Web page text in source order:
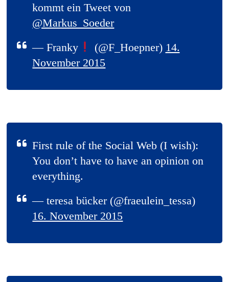
kommt ein Tweet von
@Markus_Soeder
— Franky
(@F_Hoepner) 14.
November 2015
First rule of the Social Web (I wish):
You don’t have to have an opinion on
everything.
— teresa bücker (@fraeulein_tessa)
16. November 2015